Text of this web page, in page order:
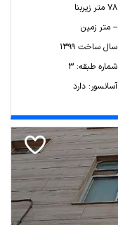
78 متر زیربنا
-- متر زمین
سال ساخت 1399
شماره طبقه: 3
آسانسور: دارد